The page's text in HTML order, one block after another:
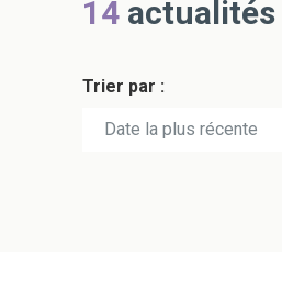
14actualités
Trier par :
Date la plus récente